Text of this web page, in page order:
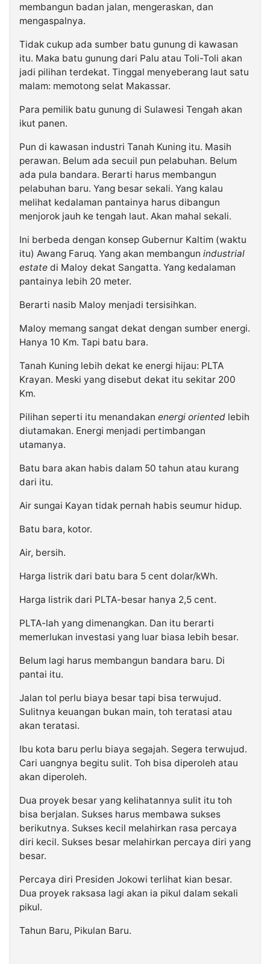
membangun badan jalan, mengeraskan, dan
mengaspalnya.
Tidak cukup ada sumber batu gunung di kawasan
itu. Maka batu gunung dari Palu atau Toli-Toli akan
jadi pilihan terdekat. Tinggal menyeberang laut satu
malam: memotong selat Makassar.
Para pemilik batu gunung di Sulawesi Tengah akan
ikut panen.
Pun di kawasan industri Tanah Kuning itu. Masih
perawan. Belum ada secuil pun pelabuhan. Belum
ada pula bandara. Berarti harus membangun
pelabuhan baru. Yang besar sekali. Yang kalau
melihat kedalaman pantainya harus dibangun
menjorok jauh ke tengah laut. Akan mahal sekali.
Ini berbeda dengan konsep Gubernur Kaltim (waktu
itu) Awang Faruq. Yang akan membangun industrial
estate di Maloy dekat Sangatta. Yang kedalaman
pantainya lebih 20 meter.
Berarti nasib Maloy menjadi tersisihkan.
Maloy memang sangat dekat dengan sumber energi.
Hanya 10 Km. Tapi batu bara.
Tanah Kuning lebih dekat ke energi hijau: PLTA
Krayan. Meski yang disebut dekat itu sekitar 200
Km.
Pilihan seperti itu menandakan energi oriented lebih
diutamakan. Energi menjadi pertimbangan
utamanya.
Batu bara akan habis dalam 50 tahun atau kurang
dari itu.
Air sungai Kayan tidak pernah habis seumur hidup.
Batu bara, kotor.
Air, bersih.
Harga listrik dari batu bara 5 cent dolar/kWh.
Harga listrik dari PLTA-besar hanya 2,5 cent.
PLTA-lah yang dimenangkan. Dan itu berarti
memerlukan investasi yang luar biasa lebih besar.
Belum lagi harus membangun bandara baru. Di
pantai itu.
Jalan tol perlu biaya besar tapi bisa terwujud.
Sulitnya keuangan bukan main, toh teratasi atau
akan teratasi.
Ibu kota baru perlu biaya segajah. Segera terwujud.
Cari uangnya begitu sulit. Toh bisa diperoleh atau
akan diperoleh.
Dua proyek besar yang kelihatannya sulit itu toh
bisa berjalan. Sukses harus membawa sukses
berikutnya. Sukses kecil melahirkan rasa percaya
diri kecil. Sukses besar melahirkan percaya diri yang
besar.
Percaya diri Presiden Jokowi terlihat kian besar.
Dua proyek raksasa lagi akan ia pikul dalam sekali
pikul.
Tahun Baru, Pikulan Baru.